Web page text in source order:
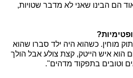
הם הבינו שאני לא מדבר שטויות,
בן 36 עם שיתוק מוחין. כשהוא היה ילד סברו שהוא
הוא איש הייטק, קצת צולע אבל הולך
וטובים בתפקוד מדהים".